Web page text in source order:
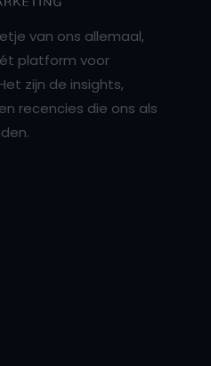
van ons allemaal,
platform voor
zijn de insights,
recencies die ons als